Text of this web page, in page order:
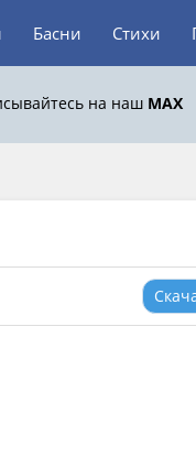
Басни Стихи
на наш MAX